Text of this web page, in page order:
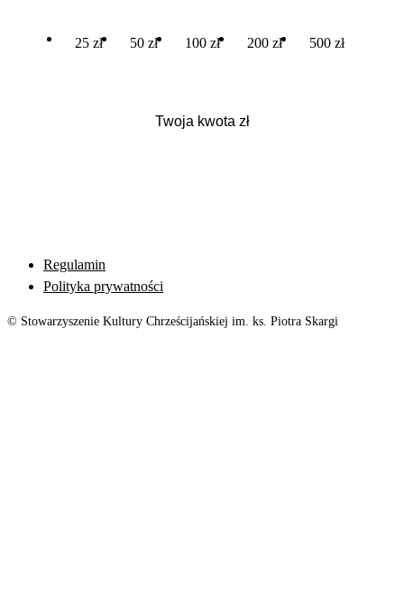
25 zł 50 zł 100 zł 200 zł 500 zł
Regulamin
Polityka prywatności
© Stowarzyszenie Kultury Chrześcijańskiej im. ks. Piotra Skargi